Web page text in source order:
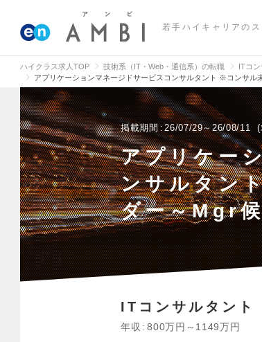
若手ハイキャリアの
ハイクラス求人TOP 技術系（IT・Web・通信系）の転職
ITコ
アプリケーションマネージドサービスコンサルタント ※コンサル
掲載期間 26/07/29～26/08/11
アプリケー
ンサルタン
ダー～Mgr
ITコンサルタント
年収 800万円～1149万円